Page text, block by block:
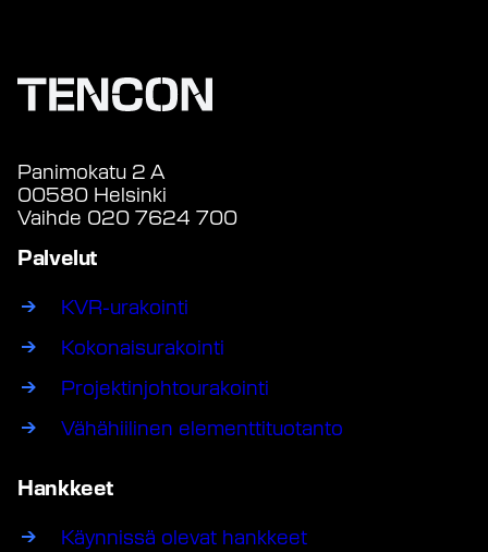
Panimokatu 2 A
00580 Helsinki
Vaihde 020 7624 700
Palvelut
KVR-urakointi
Kokonaisurakointi
Projektinjohtourakointi
Vähähiilinen elementtituotanto
Hankkeet
Käynnissä olevat hankkeet